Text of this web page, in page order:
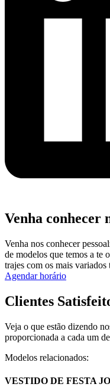
Venha conhecer
Venha nos conhecer
de modelos que temos a te
trajes com os mais
Agendar horário
Clientes
Veja o que estão dizendo
proporcionada a cada um
Modelos relacionados:
VESTIDO DE FESTA